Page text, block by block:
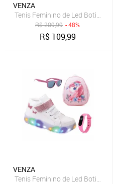
VENZA
Tenis Feminino de Led Botinha
R$209,99 - 48%
R$ 109,99
VENZA
Tenis Feminino de Led Botinha